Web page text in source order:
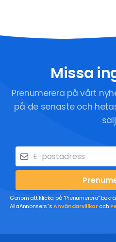
Missa
Prenumerera på vårt
på de senaste och
sälj
Genom att klicka på "Prenumerera"
AllaAnnonsers´sAnvändarvillkoroch